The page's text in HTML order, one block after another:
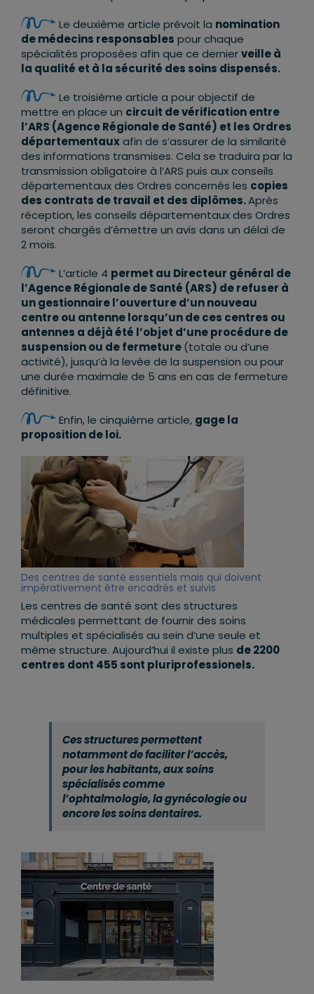
Le deuxième article prévoit la nomination
de médecins responsables pour chaque
spécialités proposées afin que ce dernierveille à
la qualité et à la sécurité des soins dispensés.
Le troisième article a pour objectif de
mettre en place un circuit de vérification entre
l’ARS (Agence Régionale de Santé) et les Ordres
départementauxafin de s’assurer de la similarité
des informations transmises. Cela se traduira par la
transmission obligatoire à l’ARS puis aux conseils
départementaux des Ordres concernés les copies
des contrats de travail et des diplômes.Après
réception, les conseils départementaux des Ordres
seront chargés d’émettre un avis dans un délai de
2 mois.
L’article 4 permet au Directeur général de
l’Agence Régionale de Santé (ARS) de refuser à
un gestionnaire l’ouverture d’un nouveau
centre ou antenne lorsqu’un de ces centres ou
antennes a déjà été l’objet d’une procédure de
suspension ou de fermeture(totale ou d’une
activité), jusqu’à la levée de la suspension ou pour
une durée maximale de 5 ans en cas de fermeture
définitive.
Enfin, le cinquième article, gage la
proposition de loi.
Des centres de santé essentiels mais qui doivent
impérativement être encadrés et suivis
Les centres de santé sont des structures
médicales permettant de fournir des soins
multiples et spécialisés au sein d’une seule et
même structure. Aujourd’hui il existe plus de 2200
centres dont 455 sont pluriprofessionels.
Ces structures permettent
notamment de faciliter l’accès,
pour les habitants, aux soins
spécialisés comme
l’ophtalmologie, la gynécologie ou
encore les soins dentaires.